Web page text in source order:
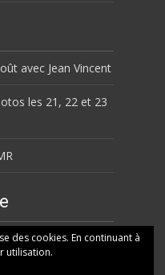
avec Jean Vincent
les 21, 22 et 23
des cookies. En continuant à
utilisation.